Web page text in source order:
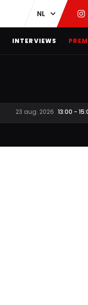
INTERVIEWS
23 aug. 2026 13:00 -